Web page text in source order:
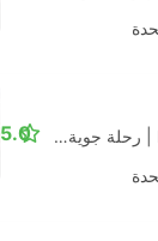
رحلة جوية #U2609 5.0